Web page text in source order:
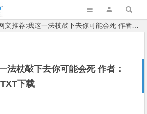
文推荐:我这一法杖敲下去你可能会死 作者：乌拉雪人 完本 TXT下载
法杖敲下去你可能会死 作者：
下载